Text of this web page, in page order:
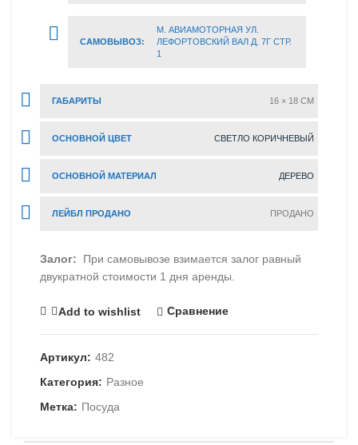
САМОВЫВОЗ:
М. АВИАМОТОРНАЯ УЛ.
ЛЕФОРТОВСКИЙ ВАЛ Д. 7Г СТР.
1
ГАБАРИТЫ 16 × 18 CM
ОСНОВНОЙ ЦВЕТ СВЕТЛО КОРИЧНЕВЫЙ
ОСНОВНОЙ МАТЕРИАЛ ДЕРЕВО
ЛЕЙБЛ ПРОДАНО ПРОДАНО
Залог: При самовывозе взимается залог равный
двукратной стоимости 1 дня аренды.
Add to wishlist Сравнение
Артикул: 482
Категория: Разное
Метка: Посуда